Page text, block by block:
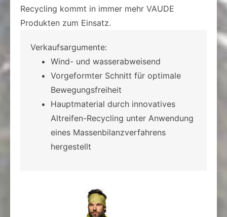
Recycling kommt in immer mehr VAUDE
Produkten zum Einsatz.
Verkaufsargumente:
Wind- und wasserabweisend
Vorgeformter Schnitt für optimale
Bewegungsfreiheit
Hauptmaterial durch innovatives
Altreifen-Recycling unter Anwendung
eines Massenbilanzverfahrens
hergestellt